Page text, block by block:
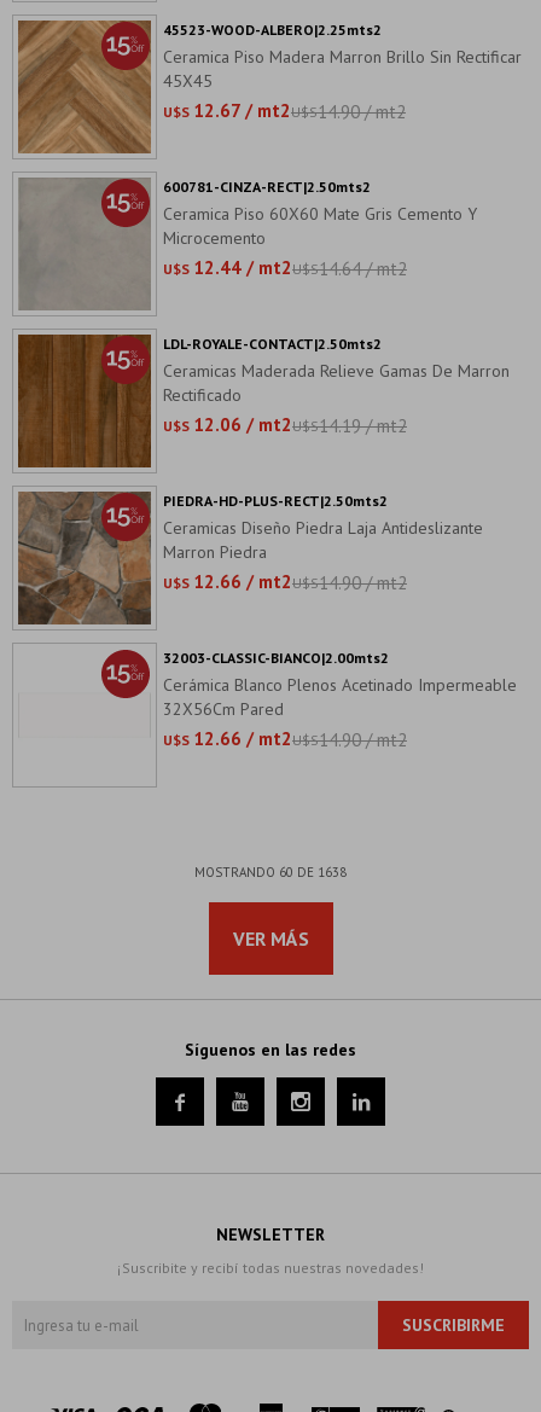
Ceramica Piso Madera Marron Brillo Sin Rectificar
45X45
U$S 12.67 / mt2U$S14.90 / mt2
45523-WOOD-ALBERO|2.25mts2
Ceramica Piso 60X60 Mate Gris Cemento Y
Microcemento
U$S 12.44 / mt2U$S14.64 / mt2
600781-CINZA-RECT|2.50mts2
Ceramicas Maderada Relieve Gamas De Marron
Rectificado
U$S 12.06 / mt2U$S14.19 / mt2
LDL-ROYALE-CONTACT|2.50mts2
Ceramicas Diseño Piedra Laja Antideslizante
Marron Piedra
U$S 12.66 / mt2U$S14.90 / mt2
PIEDRA-HD-PLUS-RECT|2.50mts2
Cerámica Blanco Plenos Acetinado Impermeable
32X56Cm Pared
U$S 12.66 / mt2U$S14.90 / mt2
32003-CLASSIC-BIANCO|2.00mts2
MOSTRANDO 60 DE 1638
VER MÁS
Síguenos en las redes
   
NEWSLETTER
¡Suscribite y recibí todas nuestras novedades!
SUSCRIBIRME